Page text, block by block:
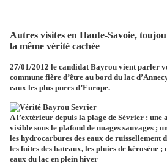
Autres visites en Haute-Savoie,
la même vérité cachée
27/01/2012 le candidat Bayrou vient parler
commune fière d’être au bord du lac
eaux les plus pures d’Europe.
A l’extérieur depuis la plage de Sévrier : une
visible sous le plafond de nuages sauvages ;
les hydrocarbures des eaux de ruissellement
les fuites des bateaux, les pluies de kérosène ;
eaux du lac en plein hiver